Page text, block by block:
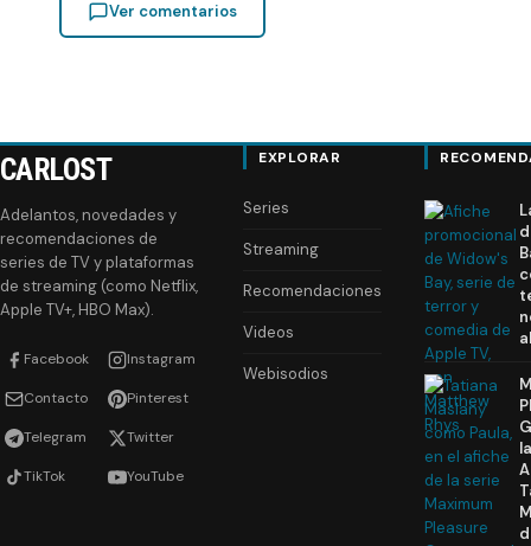
Ver comentarios
CARLOST
Adelantos, novedades y
recomendaciones de
series de TV y plataformas
de streaming (como Netflix,
Apple TV+, HBO Max).
Facebook Instagram
Contacto Pinterest
Telegram Twitter
TikTok YouTube
EXPLORAR
Series
Streaming
Recomendaciones
Videos
Webisodios